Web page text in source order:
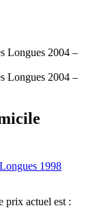
1998
prix actuel est :